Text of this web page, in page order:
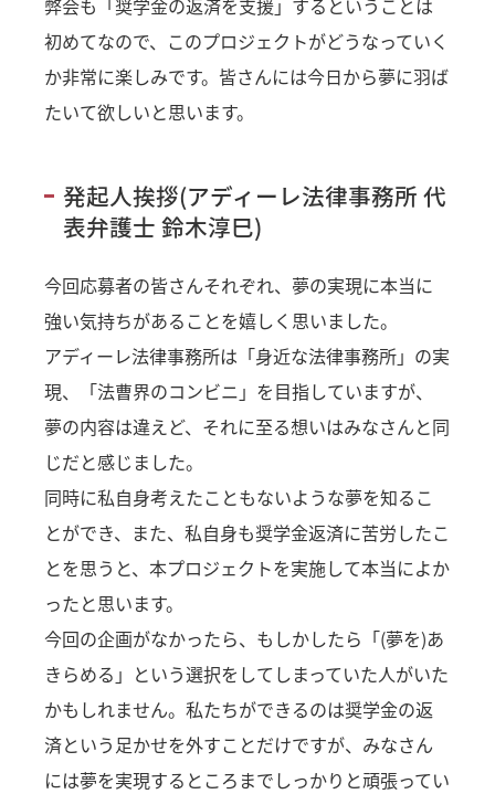
初めてなので、このプロジェクトがどうなっていく
か非常に楽しみです。皆さんには今日から夢に羽ば
たいて欲しいと思います。
発起人挨拶(アディーレ法律事務所 代
表弁護士 鈴木淳巳)
今回応募者の皆さんそれぞれ、夢の実現に本当に
強い気持ちがあることを嬉しく思いました。
アディーレ法律事務所は「身近な法律事務所」の実
現、「法曹界のコンビニ」を目指していますが、
夢の内容は違えど、それに至る想いはみなさんと同
じだと感じました。
同時に私自身考えたこともないような夢を知るこ
とができ、また、私自身も奨学金返済に苦労したこ
とを思うと、本プロジェクトを実施して本当によか
ったと思います。
今回の企画がなかったら、もしかしたら「(夢を)あ
きらめる」という選択をしてしまっていた人がいた
かもしれません。私たちができるのは奨学金の返
済という足かせを外すことだけですが、みなさん
には夢を実現するところまでしっかりと頑張ってい